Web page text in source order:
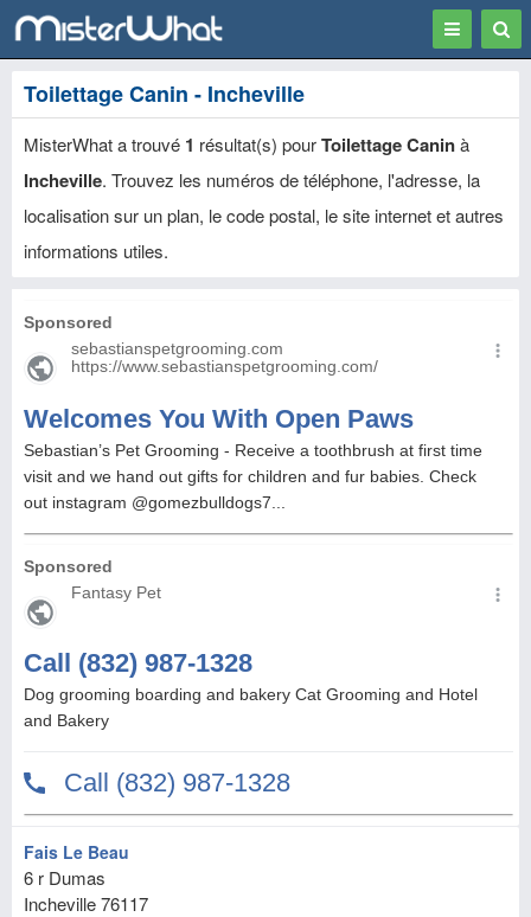
Toggle
Toilettage Canin - Incheville
MisterWhat a trouvé 1 résultat(s) pourToilettage Caninà
Incheville. Trouvez les numéros de téléphone, l'adresse, la
localisation sur un plan, le code postal, le site internet et autres
informations utiles.
Fais Le Beau
6 r Dumas
Incheville76117